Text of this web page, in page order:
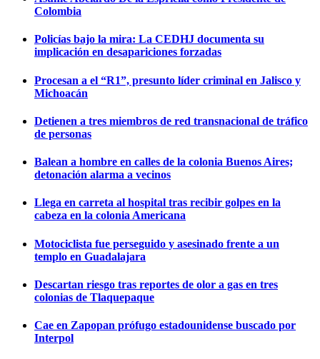
Colombia
Policías bajo la mira: La CEDHJ documenta su
implicación en desapariciones forzadas
Procesan a el “R1”, presunto líder criminal en Jalisco y
Michoacán
Detienen a tres miembros de red transnacional de tráfico
de personas
Balean a hombre en calles de la colonia Buenos Aires;
detonación alarma a vecinos
Llega en carreta al hospital tras recibir golpes en la
cabeza en la colonia Americana
Motociclista fue perseguido y asesinado frente a un
templo en Guadalajara
Descartan riesgo tras reportes de olor a gas en tres
colonias de Tlaquepaque
Cae en Zapopan prófugo estadounidense buscado por
Interpol